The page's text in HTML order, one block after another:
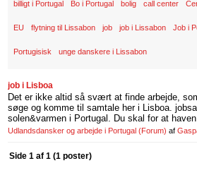
billigt i Portugal Bo i Portugal bolig call center
EU flytning til Lissabon job job i Lissabon Job i
Portugisisk unge danskere i Lissabon
job i Lisboa
Det er ikke altid så svært at finde arbejde,
søge og komme til samtale her i Lisboa.
solen&varmen i Portugal. Du skal for at
Udlandsdansker og arbejde i Portugal (Forum) af
Side 1 af 1 (1 poster)